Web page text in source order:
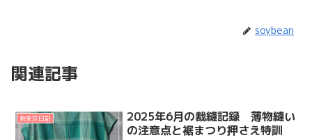
soybean
関連記事
新東京日記
2025年6月の裁縫記録 薄物縫い
の注意点と裾まつり押さえ特訓